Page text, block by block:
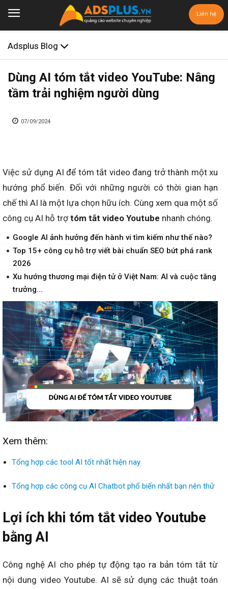
Liên hệ
Adsplus Blog
Dùng AI tóm tắt video YouTube: Nâng
tầm trải nghiệm người dùng
07/09/2024
Việc sử dụng AI để tóm tắt video đang trở thành một xu
hướng phổ biến. Đối với những người có thời gian hạn
chế thì AI là một lựa chọn hữu ích. Cùng xem qua một số
công cụ AI hỗ trợ tóm tắt video Youtube nhanh chóng.
Google AI ảnh hưởng đến hành vi tìm kiếm như thế nào?
Top 15+ công cụ hỗ trợ viết bài chuẩn SEO bứt phá rank
2026
Xu hướng thương mại điện tử ở Việt Nam: AI và cuộc tăng
trưởng...
Xem thêm:
Tổng hợp các tool AI tốt nhất hiện nay
Tổng hợp các công cụ AI Chatbot phổ biến nhất bạn nên thử
Lợi ích khi tóm tắt video Youtube
bằng AI
Công nghệ AI cho phép tự động tạo ra bản tóm tắt từ
nội dung video Youtube. AI sẽ sử dụng các thuật toán